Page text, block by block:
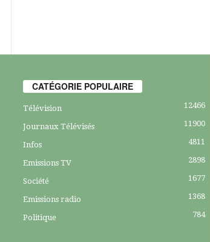
CATÉGORIE POPULAIRE
Télévision 12466
Journaux Télévisés 11900
Infos 4811
Emissions TV 2898
Société 1677
Emissions radio 1368
Politique 784